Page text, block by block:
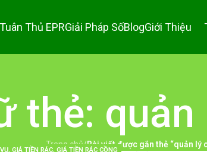
Tuân Thủ EPRGiải Pháp SốBlogGiới Thiệu
thẻ:
Trang chủ/Bài viết được gắn thẻ “quản lý
, GIÁ TIỀN RÁC, GIÁ TIỀN RÁC CỒNG